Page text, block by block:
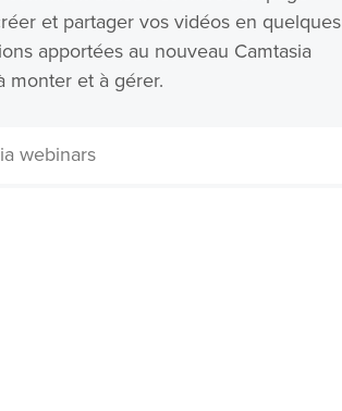
et partager vos vidéos en quelques
apportées au nouveau Camtasia
monter et à gérer.